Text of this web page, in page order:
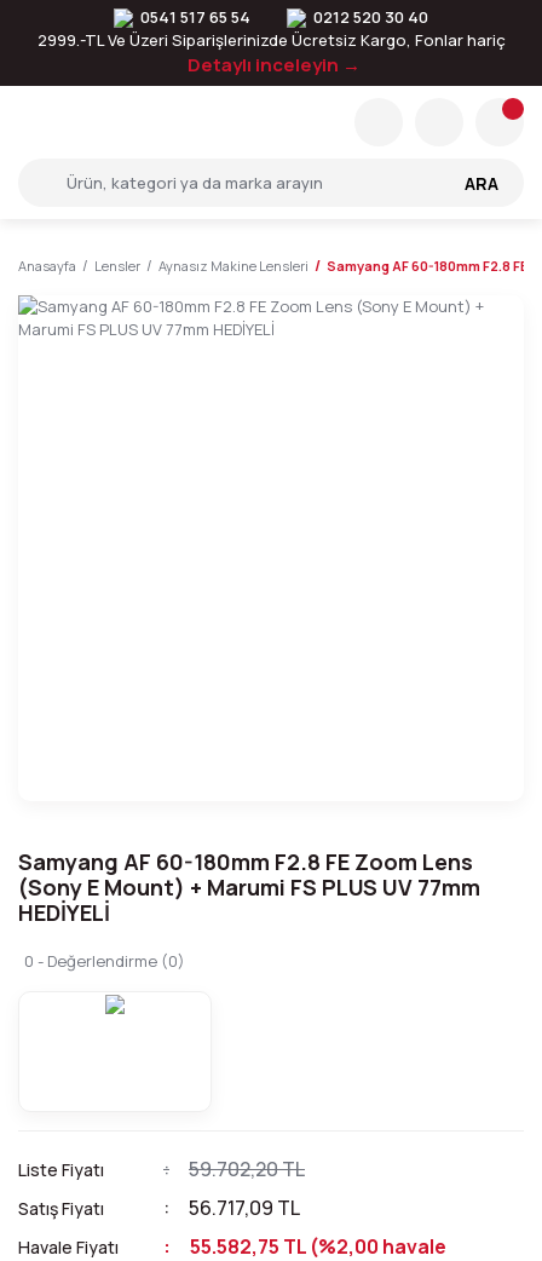
0541 517 65 54
0212 520 30 40
2999.-TL Ve Üzeri Siparişlerinizde Ücretsiz Kargo, Fonlar hariç
Detaylı inceleyin →
ARA
Anasayfa Lensler Aynasız Makine Lensleri Samyang AF 60-180mm F2.8 FE
Samyang AF 60-180mm F2.8 FE Zoom Lens
(Sony E Mount) + Marumi FS PLUS UV 77mm
HEDİYELİ
0 - Değerlendirme (0)
Liste Fiyatı 59.702,20 TL
Satış Fiyatı 56.717,09 TL
Havale Fiyatı
55.582,75 TL (%2,00 havale